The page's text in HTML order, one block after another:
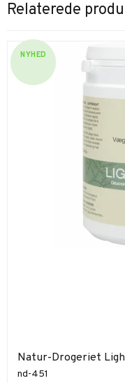
Relaterede
NYHED
Natur-Drogeriet
nd-451